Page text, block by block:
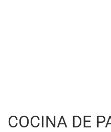
COCINA DE